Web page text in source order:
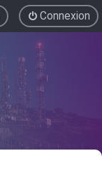
Connexion